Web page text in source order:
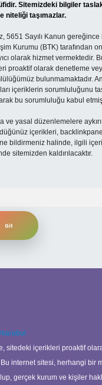
Sitemizdeki bilgiler
niteliği taşımazlar.
5651 Sayılı Kanun
Kurumu (BTK) tarafından
olarak hizmet vermektedir.
proaktif olarak denetleme
bulunmamaktadır.
içeriklerin sorumluluğunu
bu sorumluluğu kabul etmiş
ve yasal düzenlemelere
içerikleri,
bildirmeniz halinde, ilgili
sitemizden kaldırılacaktır.
sitedeki içerikleri proaktif
internet sitesi, herhangi bir
gerçek kurum ve kişiler